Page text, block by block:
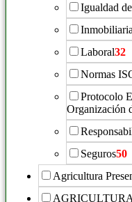
Igualdad
Inmobiliaria
Laboral32
Normas
Protocolo
Organización
Seguros50
Agricultura